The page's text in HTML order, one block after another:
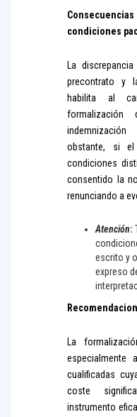
condiciones
La
precontrato y
habilita al
obstante, si el
condiciones
consentido la
renunciando a
Atención:
escrito y
expreso
La
especialmente
cualificadas
coste
instrumento